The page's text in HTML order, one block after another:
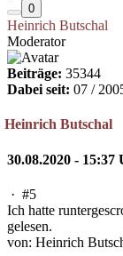
0
Heinrich Butschal
Moderator
Beiträge: 35344
Dabei seit: 07 /
Heinrich Butschal
30.08.2020 - 15:37
· #5
Ich hatte
gelesen.
von: Heinrich